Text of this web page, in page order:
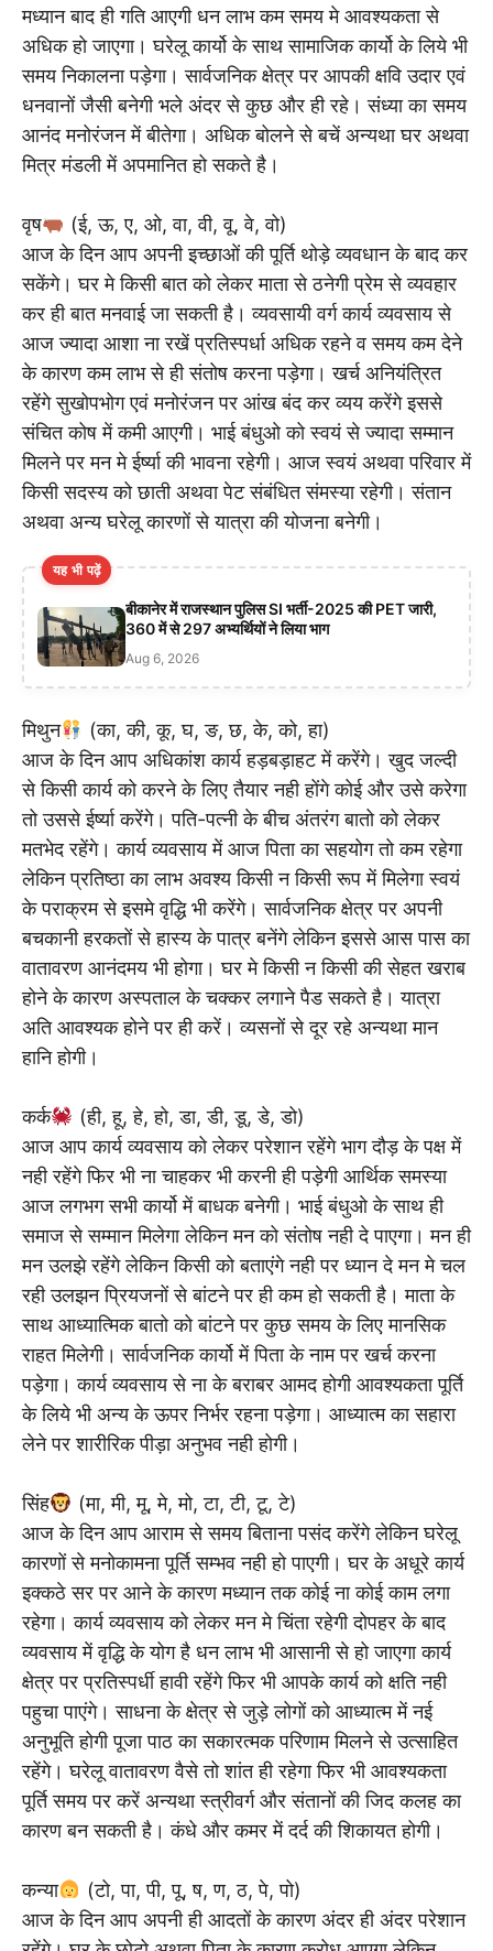
मध्यान बाद ही गति आएगी धन लाभ कम समय मे आवश्यकता से
अधिक हो जाएगा। घरेलू कार्यो के साथ सामाजिक कार्यो के लिये भी
समय निकालना पड़ेगा। सार्वजनिक क्षेत्र पर आपकी क्षवि उदार एवं
धनवानों जैसी बनेगी भले अंदर से कुछ और ही रहे। संध्या का समय
आनंद मनोरंजन में बीतेगा। अधिक बोलने से बचें अन्यथा घर अथवा
मित्र मंडली में अपमानित हो सकते है।
वृष
(ई, ऊ, ए, ओ, वा, वी, वू, वे, वो)
आज के दिन आप अपनी इच्छाओं की पूर्ति थोड़े व्यवधान के बाद कर
सकेंगे। घर मे किसी बात को लेकर माता से ठनेगी प्रेम से व्यवहार
कर ही बात मनवाई जा सकती है। व्यवसायी वर्ग कार्य व्यवसाय से
आज ज्यादा आशा ना रखें प्रतिस्पर्धा अधिक रहने व समय कम देने
के कारण कम लाभ से ही संतोष करना पड़ेगा। खर्च अनियंत्रित
रहेंगे सुखोपभोग एवं मनोरंजन पर आंख बंद कर व्यय करेंगे इससे
संचित कोष में कमी आएगी। भाई बंधुओ को स्वयं से ज्यादा सम्मान
मिलने पर मन मे ईर्ष्या की भावना रहेगी। आज स्वयं अथवा परिवार में
किसी सदस्य को छाती अथवा पेट संबंधित संमस्या रहेगी। संतान
अथवा अन्य घरेलू कारणों से यात्रा की योजना बनेगी।
यह भी पढ़ें
बीकानेर में राजस्थान पुलिस SI भर्ती-2025 की PET जारी,
360 में से 297 अभ्यर्थियों ने लिया भाग
Aug 6, 2026
मिथुन
(का, की, कू, घ, ङ, छ, के, को, हा)
आज के दिन आप अधिकांश कार्य हड़बड़ाहट में करेंगे। खुद जल्दी
से किसी कार्य को करने के लिए तैयार नही होंगे कोई और उसे करेगा
तो उससे ईर्ष्या करेंगे। पति-पत्नी के बीच अंतरंग बातो को लेकर
मतभेद रहेंगे। कार्य व्यवसाय में आज पिता का सहयोग तो कम रहेगा
लेकिन प्रतिष्ठा का लाभ अवश्य किसी न किसी रूप में मिलेगा स्वयं
के पराक्रम से इसमे वृद्धि भी करेंगे। सार्वजनिक क्षेत्र पर अपनी
बचकानी हरकतों से हास्य के पात्र बनेंगे लेकिन इससे आस पास का
वातावरण आनंदमय भी होगा। घर मे किसी न किसी की सेहत खराब
होने के कारण अस्पताल के चक्कर लगाने पैड सकते है। यात्रा
अति आवश्यक होने पर ही करें। व्यसनों से दूर रहे अन्यथा मान
हानि होगी।
कर्क
(ही, हू, हे, हो, डा, डी, डू, डे, डो)
आज आप कार्य व्यवसाय को लेकर परेशान रहेंगे भाग दौड़ के पक्ष में
नही रहेंगे फिर भी ना चाहकर भी करनी ही पड़ेगी आर्थिक समस्या
आज लगभग सभी कार्यो में बाधक बनेगी। भाई बंधुओ के साथ ही
समाज से सम्मान मिलेगा लेकिन मन को संतोष नही दे पाएगा। मन ही
मन उलझे रहेंगे लेकिन किसी को बताएंगे नही पर ध्यान दे मन मे चल
रही उलझन प्रियजनों से बांटने पर ही कम हो सकती है। माता के
साथ आध्यात्मिक बातो को बांटने पर कुछ समय के लिए मानसिक
राहत मिलेगी। सार्वजनिक कार्यो में पिता के नाम पर खर्च करना
पड़ेगा। कार्य व्यवसाय से ना के बराबर आमद होगी आवश्यकता पूर्ति
के लिये भी अन्य के ऊपर निर्भर रहना पड़ेगा। आध्यात्म का सहारा
लेने पर शारीरिक पीड़ा अनुभव नही होगी।
सिंह
(मा, मी, मू, मे, मो, टा, टी, टू, टे)
आज के दिन आप आराम से समय बिताना पसंद करेंगे लेकिन घरेलू
कारणों से मनोकामना पूर्ति सम्भव नही हो पाएगी। घर के अधूरे कार्य
इक्कठे सर पर आने के कारण मध्यान तक कोई ना कोई काम लगा
रहेगा। कार्य व्यवसाय को लेकर मन मे चिंता रहेगी दोपहर के बाद
व्यवसाय में वृद्धि के योग है धन लाभ भी आसानी से हो जाएगा कार्य
क्षेत्र पर प्रतिस्पर्धी हावी रहेंगे फिर भी आपके कार्य को क्षति नही
पहुचा पाएंगे। साधना के क्षेत्र से जुड़े लोगों को आध्यात्म में नई
अनुभूति होगी पूजा पाठ का सकारत्मक परिणाम मिलने से उत्साहित
रहेंगे। घरेलू वातावरण वैसे तो शांत ही रहेगा फिर भी आवश्यकता
पूर्ति समय पर करें अन्यथा स्त्रीवर्ग और संतानों की जिद कलह का
कारण बन सकती है। कंधे और कमर में दर्द की शिकायत होगी।
कन्या
(टो, पा, पी, पू, ष, ण, ठ, पे, पो)
आज के दिन आप अपनी ही आदतों के कारण अंदर ही अंदर परेशान